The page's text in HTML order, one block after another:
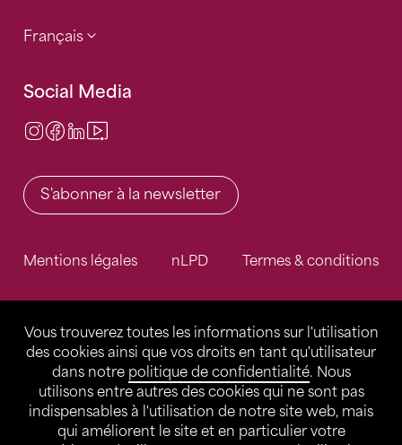
Vous trouverez toutes les informations sur l'utilisation
des cookies ainsi que vos droits en tant qu'utilisateur
dans notre politique de confidentialité. Nous
utilisons entre autres des cookies qui ne sont pas
indispensables à l'utilisation de notre site web, mais
qui améliorent le site et en particulier votre
Français
Social Media
Instagram
Facebook
LinkedIn
S'abonner à la newsletter
Mentions légales nLPD Termes & conditions